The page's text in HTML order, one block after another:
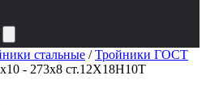
стальные /Тройники ГОСТ
- 273х8 ст.12Х18Н10Т